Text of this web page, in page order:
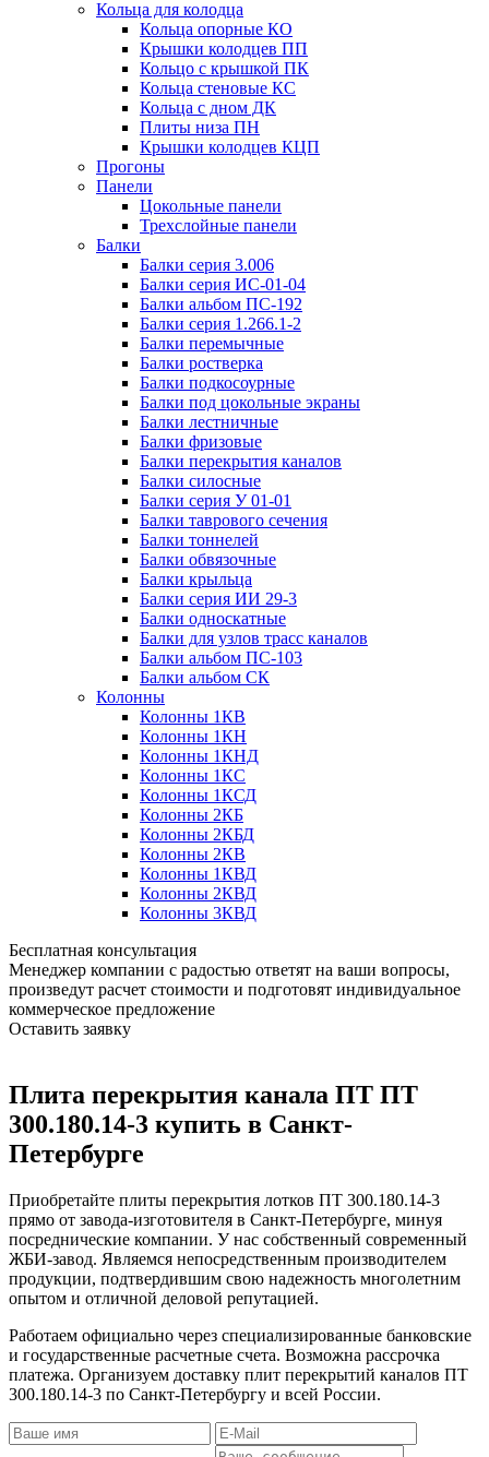
Кольца для колодца
Кольца опорные КО
Крышки колодцев ПП
Кольцо с крышкой ПК
Кольца стеновые КС
Кольца с дном ДК
Плиты низа ПН
Крышки колодцев КЦП
Прогоны
Панели
Цокольные панели
Трехслойные панели
Балки
Балки серия 3.006
Балки серия ИС-01-04
Балки альбом ПС-192
Балки серия 1.266.1-2
Балки перемычные
Балки ростверка
Балки подкосоурные
Балки под цокольные экраны
Балки лестничные
Балки фризовые
Балки перекрытия каналов
Балки силосные
Балки серия У 01-01
Балки таврового сечения
Балки тоннелей
Балки обвязочные
Балки крыльца
Балки серия ИИ 29-3
Балки односкатные
Балки для узлов трасс каналов
Балки альбом ПС-103
Балки альбом СК
Колонны
Колонны 1КВ
Колонны 1КН
Колонны 1КНД
Колонны 1КС
Колонны 1КСД
Колонны 2КБ
Колонны 2КБД
Колонны 2КВ
Колонны 1КВД
Колонны 2КВД
Колонны 3КВД
Бесплатная консультация
Менеджер компании с радостью ответят на ваши вопросы,
произведут расчет стоимости и подготовят индивидуальное
коммерческое предложение
Оставить заявку
Плита перекрытия канала ПТ ПТ
300.180.14-3 купить в Санкт-
Петербурге
Приобретайте плиты перекрытия лотков ПТ 300.180.14-3
прямо от завода-изготовителя в Санкт-Петербурге, минуя
посреднические компании. У нас собственный современный
ЖБИ-завод. Являемся непосредственным производителем
продукции, подтвердившим свою надежность многолетним
опытом и отличной деловой репутацией.
Работаем официально через специализированные банковские
и государственные расчетные счета. Возможна рассрочка
платежа. Организуем доставку плит перекрытий каналов ПТ
300.180.14-3 по Санкт-Петербургу и всей России.